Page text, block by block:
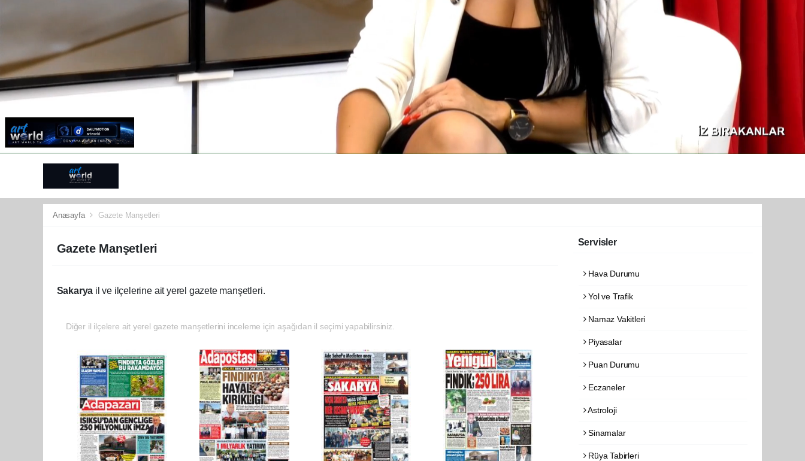
Anasayfa Gazete Manşetleri
Gazete Manşetleri
Sakarya il ve ilçelerine ait yerel gazete manşetleri.
Diğer il ilçelere ait yerel gazete manşetlerini inceleme için aşağıdan il seçimi yapabilirsiniz.
Servisler
Hava Durumu
Yol ve Trafik
Namaz Vakitleri
Piyasalar
Puan Durumu
Eczaneler
Astroloji
Sinamalar
Rüya Tabirleri